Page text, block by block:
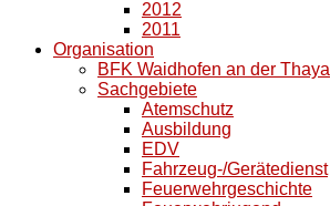
2012
2011
Organisation
BFK Waidhofen an der Thaya
Sachgebiete
Atemschutz
Ausbildung
EDV
Fahrzeug-/Gerätedienst
Feuerwehrgeschichte